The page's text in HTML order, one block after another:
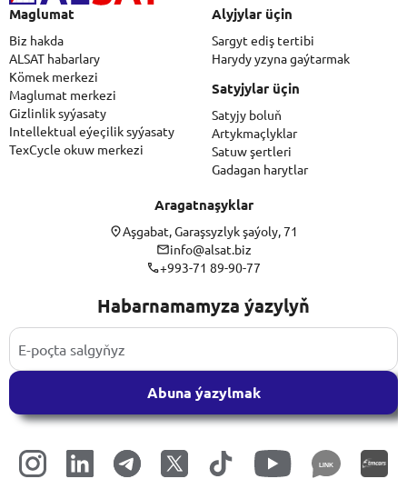
Maglumat
Biz hakda
ALSAT habarlary
Kömek merkezi
Maglumat merkezi
Gizlinlik syýasaty
Intellektual eýeçilik syýasaty
TexCycle okuw merkezi
Alyjylar üçin
Sargyt ediş tertibi
Harydy yzyna gaýtarmak
Satyjylar üçin
Satyjy boluň
Artykmaçlyklar
Satuw şertleri
Gadagan harytlar
Aragatnaşyklar
Aşgabat, Garaşsyzlyk şaýoly, 71
info@alsat.biz
+993-71 89-90-77
Habarnamamyza ýazylyň
Abuna ýazylmak
LINK